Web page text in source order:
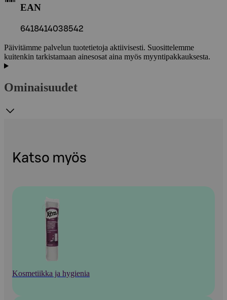
EAN
6418414038542
Päivitämme palvelun tuotetietoja aktiivisesti. Suosittelemme
kuitenkin tarkistamaan ainesosat aina myös myyntipakkauksesta.
Ominaisuudet
Katso myös
Kosmetiikka ja hygienia